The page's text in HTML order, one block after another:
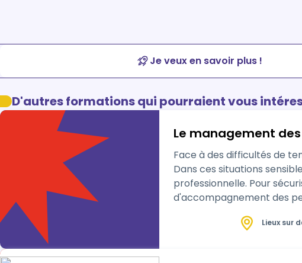
Je veux en savoir plus !
D'autres formations qui pourraient vous
Le management
Face à des difficultés de
Dans ces situations
professionnelle. Pour
d'accompagnement des
Lieux sur